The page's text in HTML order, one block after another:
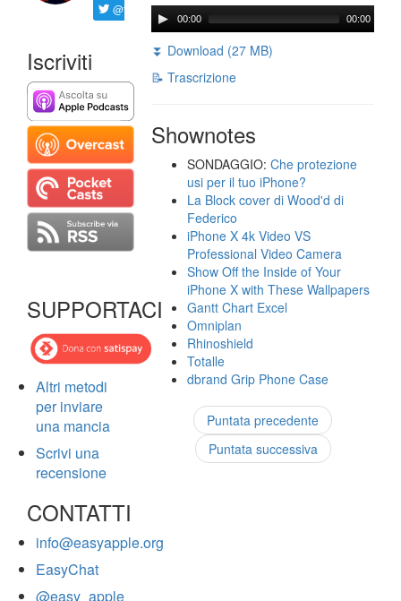
@ftrava
Iscriviti
SUPPORTACI
Altri metodi
per inviare
una mancia
Scrivi una
recensione
CONTATTI
info@easyapple.org
EasyChat
@easy_apple
00:00 00:00
⏬ Download (27 MB)
📝 Trascrizione
Shownotes
SONDAGGIO:Che protezione
usi per il tuo iPhone?
La Block cover di Wood'd di
Federico
iPhone X 4k Video VS
Professional Video Camera
Show Off the Inside of Your
iPhone X with These Wallpapers
Gantt Chart Excel
Omniplan
Rhinoshield
Totalle
dbrand Grip Phone Case
Puntata precedente
Puntata successiva